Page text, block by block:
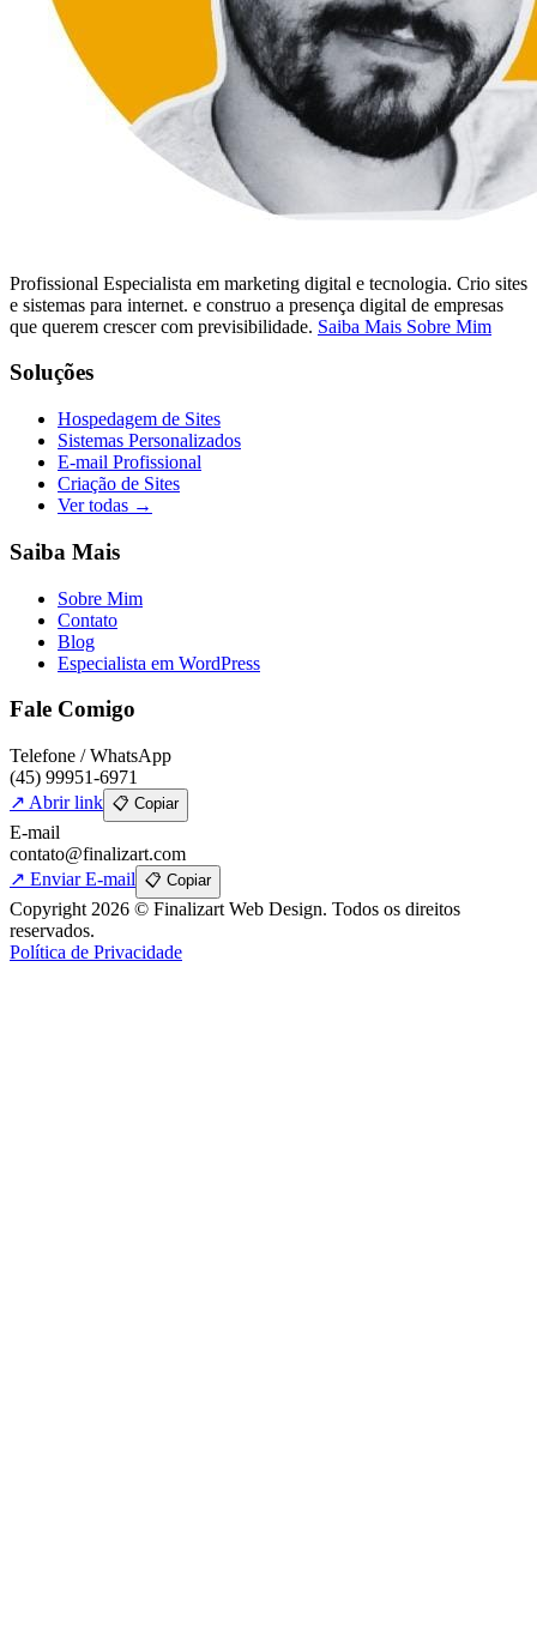
Profissional Especialista em marketing digital e tecnologia. Crio sites
e sistemas para internet. e construo a presença digital de empresas
que querem crescer com previsibilidade. Saiba Mais Sobre Mim
Soluções
Hospedagem de Sites
Sistemas Personalizados
E-mail Profissional
Criação de Sites
Ver todas →
Saiba Mais
Sobre Mim
Contato
Blog
Especialista em WordPress
Fale Comigo
Telefone / WhatsApp
(45) 99951-6971
↗ Abrir link 📋 Copiar
E-mail
contato@finalizart.com
↗ Enviar E-mail 📋 Copiar
Copyright 2026 © Finalizart Web Design. Todos os direitos
reservados.
Política de Privacidade